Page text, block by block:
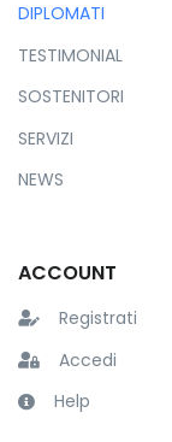
DIPLOMATI
TESTIMONIAL
SOSTENITORI
SERVIZI
NEWS
ACCOUNT
Registrati
Accedi
Help